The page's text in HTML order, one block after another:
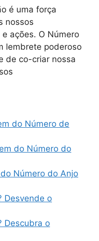
é uma força
nossos
ações. O Número
lembrete poderoso
de co-criar nossa
do Número de
do Número do
Número do Anjo
Desvende o
Descubra o